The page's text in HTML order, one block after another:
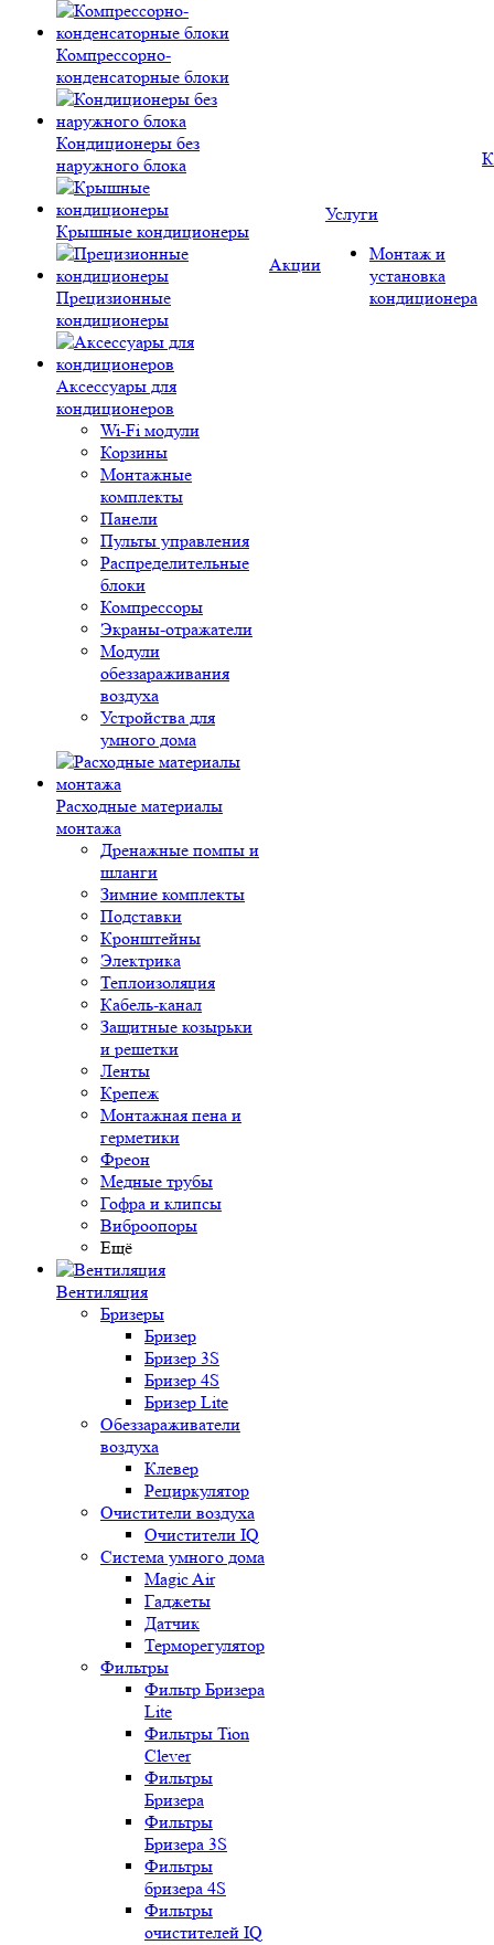
Компрессорно-
конденсаторные блоки
Кондиционеры без
наружного блока
Крышные кондиционеры
Прецизионные
кондиционеры
Аксессуары для
кондиционеров
Wi-Fi модули
Корзины
Монтажные
комплекты
Панели
Пульты управления
Распределительные
блоки
Компрессоры
Экраны-отражатели
Модули
обеззараживания
воздуха
Устройства для
умного дома
Расходные материалы
монтажа
Дренажные помпы и
шланги
Зимние комплекты
Подставки
Кронштейны
Электрика
Теплоизоляция
Кабель-канал
Защитные козырьки
и решетки
Ленты
Крепеж
Монтажная пена и
герметики
Фреон
Медные трубы
Гофра и клипсы
Виброопоры
Ещё
Вентиляция
Бризеры
Бризер
Бризер 3S
Бризер 4S
Бризер Lite
Обеззараживатели
воздуха
Клевер
Рециркулятор
Очистители воздуха
Очистители IQ
Система умного дома
Magic Air
Гаджеты
Датчик
Терморегулятор
Фильтры
Фильтр Бризера
Lite
Фильтры Tion
Clever
Фильтры
Бризера
Фильтры
Бризера 3S
Фильтры
бризера 4S
Фильтры
очистителей IQ
Акции
Услуги
Монтаж и
установка
кондиционера